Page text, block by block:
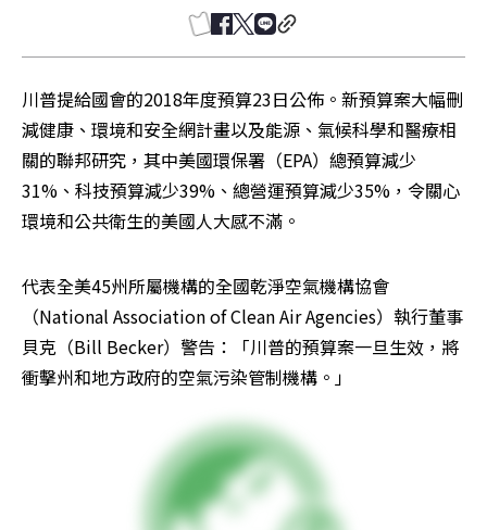
川普提給國會的2018年度預算23日公佈。新預算案大幅刪
減健康、環境和安全網計畫以及能源、氣候科學和醫療相
關的聯邦研究，其中美國環保署（EPA）總預算減少
31%、科技預算減少39%、總營運預算減少35%，令關心
環境和公共衛生的美國人大感不滿。
代表全美45州所屬機構的全國乾淨空氣機構協會
（National Association of Clean Air Agencies）執行董事
貝克（Bill Becker）警告：「川普的預算案一旦生效，將
衝擊州和地方政府的空氣污染管制機構。」